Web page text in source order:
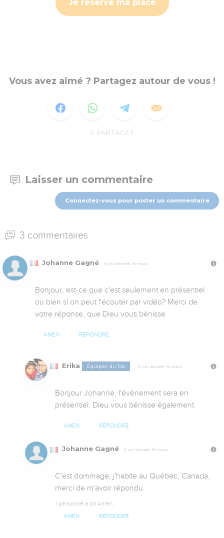
Je réserve ma place
Vous avez aimé ? Partagez autour de vous !
2 PARTAGES
Laisser un commentaire
Connectez-vous pour poster un commentaire
3 commentaires
Johanne Gagné Il y a 1 année, 10 mois
Bonjour, est-ce que c'est seulement en présentiel
ou bien si on peut l'écouter par vidéo? Merci de
votre réponse, que Dieu vous bénisse.
AMEN RÉPONDRE
Erika Équipier du Top Il y a 1 année, 10 mois
Bonjour Johanne, l'évènement sera en
présentiel. Dieu vous bénisse également.
AMEN RÉPONDRE
Johanne Gagné Il y a 1 année, 10 mois
C'est dommage, j'habite au Québec, Canada,
merci de m'avoir répondu.
1 personne a dit Amen
AMEN RÉPONDRE